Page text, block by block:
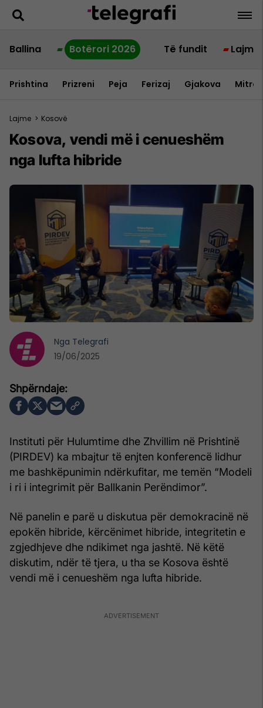
Ballina Botërori 2026 Të fundit Lajme
Prishtina Prizreni Peja Ferizaj Gjakova
Lajme > Kosovë
Kosova, vendi më i cenueshëm
nga lufta hibride
Instituti për Hulumtime dhe Zhvillim në Prishtinë
(PIRDEV) ka mbajtur të enjten konferencë lidhur
me bashkëpunimin ndërkufitar, me temën “Modeli
i ri i integrimit për Ballkanin Perëndimor”.
Në panelin e parë u diskutua për demokracinë në
epokën hibride, kërcënimet hibride, integritetin e
zgjedhjeve dhe ndikimet nga jashtë. Në këtë
diskutim, ndër të tjera, u tha se Kosova është
vendi më i cenueshëm nga lufta hibride.
Nga Telegrafi
19/06/2025